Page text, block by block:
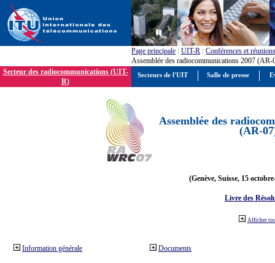
Page principale : UIT-R : Conférences et réunions
Assemblée des radiocommunications 2007 (AR-
Secteur des radiocommunications (UIT-
R)
Assemblée des
(AR-
(Genève, Suisse, 15
Livre des
Afficher
Information générale Documents
Secteurs de l'UIT Salle de presse